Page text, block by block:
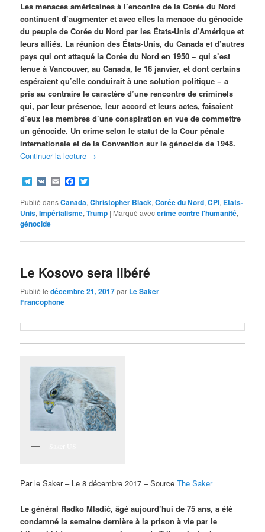
Les menaces américaines à l’encontre de la Corée du Nord
continuent d’augmenter et avec elles la menace du génocide
du peuple de Corée du Nord par les États-Unis d’Amérique et
leurs alliés. La réunion des États-Unis, du Canada et d’autres
pays qui ont attaqué la Corée du Nord en 1950 − qui s’est
tenue à Vancouver, au Canada, le 16 janvier, et dont certains
espéraient qu’elle conduirait à une solution politique − a
pris au contraire le caractère d’une rencontre de criminels
qui, par leur présence, leur accord et leurs actes, faisaient
d’eux les membres d’une conspiration en vue de commettre
un génocide. Un crime selon le statut de la Cour pénale
internationale et de la Convention sur le génocide de 1948.
Continuer la lecture →
Telegram
VK EmailFacebook
Publié dansCanada,Christopher Black,Corée du Nord,CPI, Etats-
Unis,Impérialisme,Trump | Marqué aveccrime contre l'humanité,
génocide
Le Kosovo sera libéré
Publié ledécembre 21, 2017par Le Saker
Francophone
Par le Saker – Le 8 décembre 2017 – SourceThe Saker
Le général Radko Mladić, âgé aujourd’hui de 75 ans, a été
condamné la semaine dernière à la prison à vie par le